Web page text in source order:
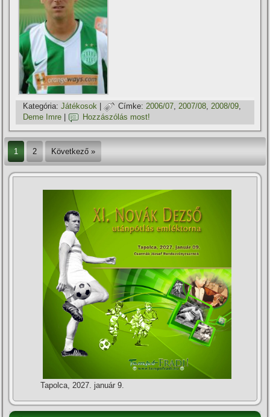
Kategória: Játékosok | Címke: 2006/07,2007/08,2008/09,
Deme Imre
Hozzászólás most!
1 2 Következő »
Tapolca, 2027. január 9.